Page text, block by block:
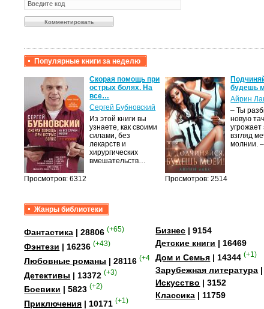
Популярные книги за неделю
Просмотров: 6312
Скорая помощь при
острых болях. На
все…
Сергей Бубновский
Из этой книги вы
узнаете, как своими
силами, без
лекарств и
хирургических
вмешательств…
Просмотров: 2514
будешь
Айрин
– Ты
новую
угрожает
взгляд
молнии.
Жанры библиотеки
Фантастика | 28806 (+65)
Фэнтези | 16236 (+43)
Любовные романы | 28116 (+41)
Детективы | 13372 (+3)
Боевики | 5823 (+2)
Приключения | 10171 (+1)
Бизнес | 9154
Детские книги | 16469
Дом и Семья | 14344 (+1)
Зарубежная литература
Искусство | 3152
Классика | 11759